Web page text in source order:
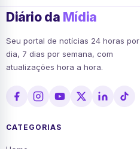
Diário da Mídia
Seu portal de notícias 24 horas por
dia, 7 dias por semana, com
atualizações hora a hora.
CATEGORIAS